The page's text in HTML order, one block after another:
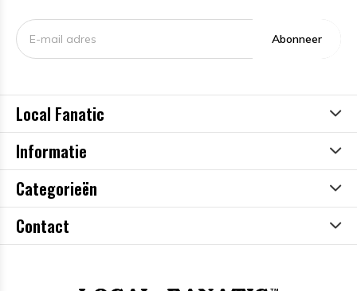
Abonneer
Local Fanatic
Informatie
Categorieën
Contact